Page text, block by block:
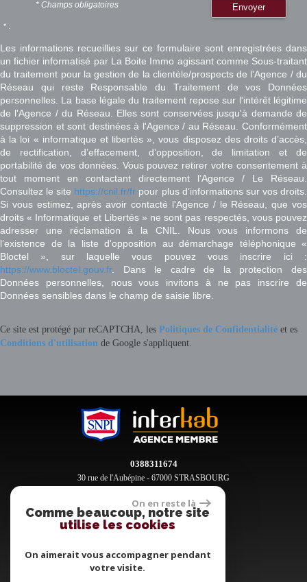
Envoyer
* Champs obligatoires
* :
Les informations recueillies sur ce formulaire sont enregistrées dans
un fichier informatisé par La Boite Immo agissant comme Sous-traitant
du traitement pour la gestion de la clientèle/prospects de l'Agence / du
Réseau qui reste Responsable du Traitement de vos Données
personnelles. La base légale du traitement repose sur l'intérêt légitime
de l'Agence / du Réseau. Elles sont conservées jusqu'à demande de
suppression et sont destinées à l'Agence / au Réseau. Conformément
à la loi « informatique et libertés », vous disposez des droits d’accès,
de rectification, d’effacement, d’opposition, de limitation et de
portabilité de vos données. Vous pouvez retirer votre consentement à
tout moment en contactant directement l’Agence / Le Réseau.
Consultez le site https://cnil.fr/fr pour plus d’informations sur vos droits.
Si vous estimez, après avoir contacté l'Agence / le Réseau, que vos
droits « Informatique et Libertés » ne sont pas respectés, vous pouvez
adresser une réclamation à la CNIL. Nous vous informons de
l’existence de la liste d'opposition au démarchage téléphonique «
Bloctel », sur laquelle vous pouvez vous inscrire ici :
https://www.bloctel.gouv.fr. Dans le cadre de la protection des
Données personnelles, nous vous invitons à ne pas inscrire de
Données sensibles dans le champ de saisie libre.
Ce site est protégé par reCAPTCHA, les Politiques de Confidentialité et es
Conditions d'utilisation de Google s'appliquent.
0388311674
30 rue de l'Aubépine - 67000 STRASBOURG
Espace propriétaires
On en reste là
Comme beaucoup, notre site
utilise les cookies
On aimerait vous accompagner pendant
votre visite.